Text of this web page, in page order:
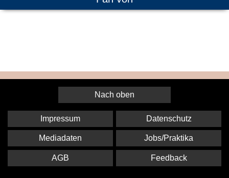
Nach oben
Impressum Datenschutz
Mediadaten Jobs/Praktika
AGB Feedback